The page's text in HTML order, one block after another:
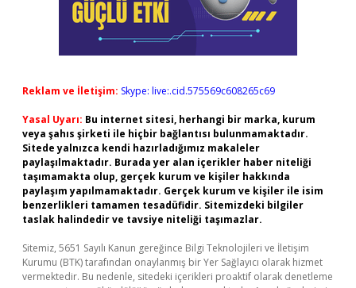
Reklam ve İletişim: Skype: live:.cid.575569c608265c69
Yasal Uyarı: Bu internet sitesi, herhangi bir marka, kurum
veya şahıs şirketi ile hiçbir bağlantısı bulunmamaktadır.
Sitede yalnızca kendi hazırladığımız makaleler
paylaşılmaktadır. Burada yer alan içerikler haber niteliği
taşımamakta olup, gerçek kurum ve kişiler hakkında
paylaşım yapılmamaktadır. Gerçek kurum ve kişiler ile isim
benzerlikleri tamamen tesadüfidir. Sitemizdeki bilgiler
taslak halindedir ve tavsiye niteliği taşımazlar.
Sitemiz, 5651 Sayılı Kanun gereğince Bilgi Teknolojileri ve İletişim
Kurumu (BTK) tarafından onaylanmış bir Yer Sağlayıcı olarak hizmet
vermektedir. Bu nedenle, sitedeki içerikleri proaktif olarak denetleme